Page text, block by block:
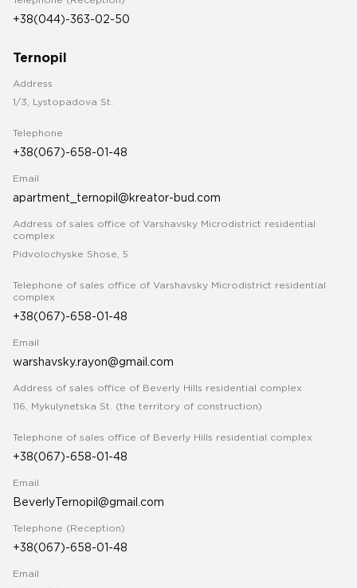
+38(044)-363-02-50
Ternopil
Address
1/3, Lystopadova St.
Telephone
+38(067)-658-01-48
Email
apartment_ternopil@kreator-bud.com
Address of sales office of Varshavsky Microdistrict residential
complex
Pidvolochyske Shose, 5
Telephone of sales office of Varshavsky Microdistrict residential
complex
+38(067)-658-01-48
Email
warshavsky.rayon@gmail.com
Address of sales office of Beverly Hills residential complex
116, Mykulynetska St. (the territory of construction)
Telephone of sales office of Beverly Hills residential complex
+38(067)-658-01-48
Email
BeverlyTernopil@gmail.com
Telephone (Reception)
+38(067)-658-01-48
Email